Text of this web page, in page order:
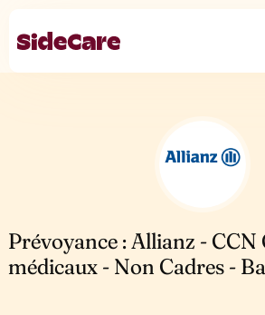
Prévoyance : Allianz - CCN
médicaux - Non Cadres -